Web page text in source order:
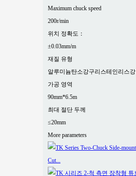
Maximum chuck speed
200r/min
위치 정확도：
±0.03mm/m
재질 유형
알루미늄탄소강구리스테인리스강
가공 영역
90mm*6.5m
최대 절단 두께
≤20mm
More parameters